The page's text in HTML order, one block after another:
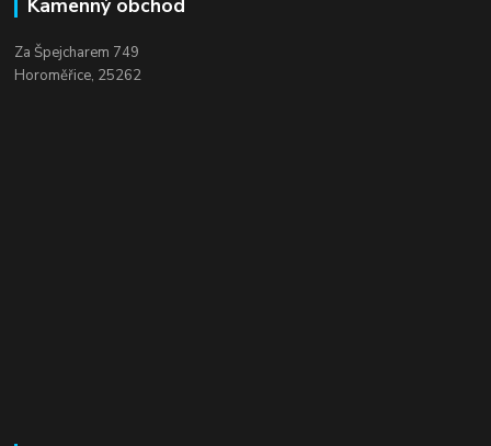
Kamenný obchod
Za Špejcharem 749
Horoměřice, 25262